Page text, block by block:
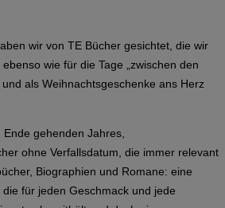
wir von TE Bücher gesichtet, die wir
wie für die Tage „zwischen den
als Weihnachtsgeschenke ans Herz
gehenden Jahres,
ohne Verfallsdatum, die immer relevant
Biographien und Romane: eine
für jeden Geschmack und jede